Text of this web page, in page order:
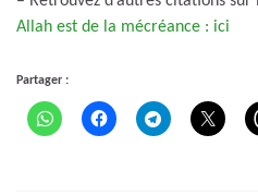
Allah est de la mécréance : ici
Partager :